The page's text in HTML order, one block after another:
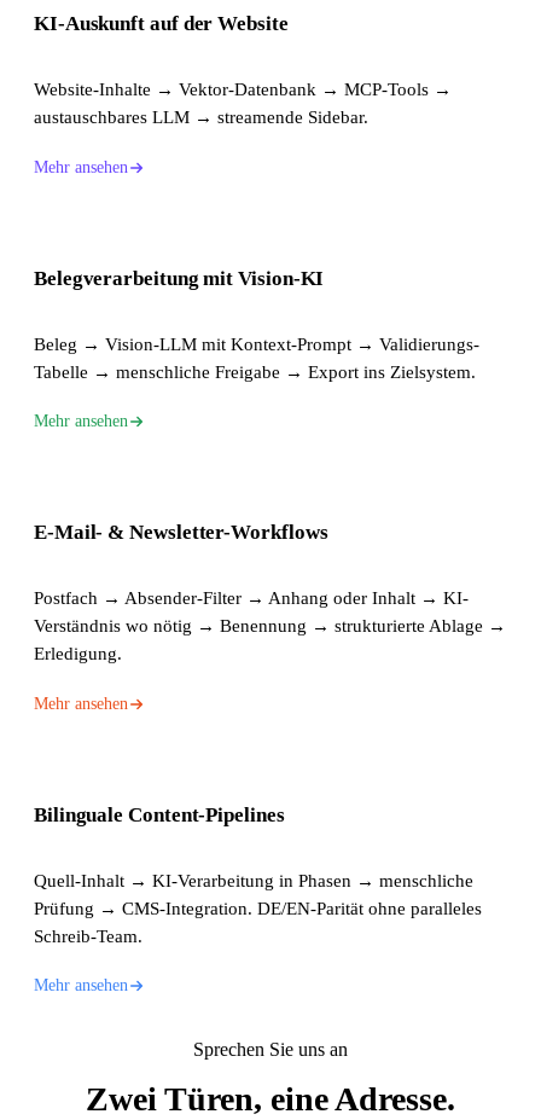
KI-Auskunft auf der Website
Website-Inhalte → Vektor-Datenbank → MCP-Tools →
austauschbares LLM → streamende Sidebar.
Mehr ansehen
Belegverarbeitung mit Vision-KI
Beleg → Vision-LLM mit Kontext-Prompt → Validierungs-
Tabelle → menschliche Freigabe → Export ins Zielsystem.
Mehr ansehen
E-Mail- & Newsletter-Workflows
Postfach → Absender-Filter → Anhang oder Inhalt → KI-
Verständnis wo nötig → Benennung → strukturierte Ablage →
Erledigung.
Mehr ansehen
Bilinguale Content-Pipelines
Quell-Inhalt → KI-Verarbeitung in Phasen → menschliche
Prüfung → CMS-Integration. DE/EN-Parität ohne paralleles
Schreib-Team.
Mehr ansehen
Sprechen Sie uns an
Zwei Türen, eine Adresse.